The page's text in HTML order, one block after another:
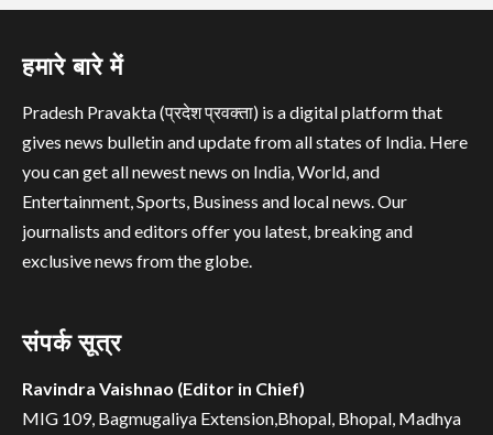
हमारे बारे में
Pradesh Pravakta (प्रदेश प्रवक्ता) is a digital platform that
gives news bulletin and update from all states of India. Here
you can get all newest news on India, World, and
Entertainment, Sports, Business and local news. Our
journalists and editors offer you latest, breaking and
exclusive news from the globe.
संपर्क सूत्र
Ravindra Vaishnao (Editor in Chief)
MIG 109, Bagmugaliya Extension,Bhopal, Bhopal, Madhya